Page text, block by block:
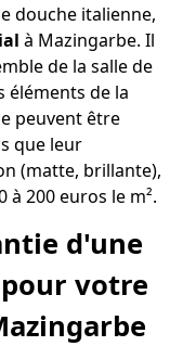
douche italienne,
à Mazingarbe. Il
de la salle de
éléments de la
peuvent être
que leur
(matte, brillante),
à 200 euros le m².
d'une
votre